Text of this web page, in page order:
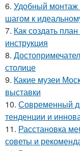
6. Удобный монтаж
шагом к
7. Как создать
инструкция
8.
столице
9. Какие музеи
выставки
10. Современный
тенденции и
11. Расстановка
советы и